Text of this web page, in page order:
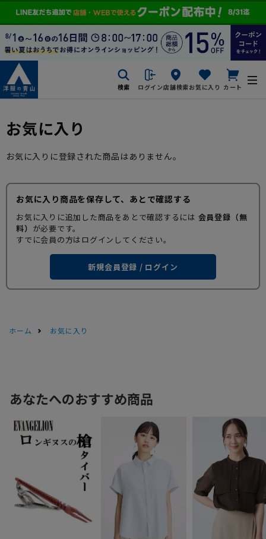
検索 ログイン店舗検索お気に入り カート
お気に入り
お気に入りに登録された商品はありません。
お気に入り商品を保存して、あとで確認する
お気に入りに追加した商品をあとで確認するには 会員登録（無
料） が必要です。
すでに会員の方はログインしてください。
新規会員登録 / ログイン
ホーム お気に入り